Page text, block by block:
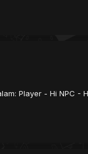
Player - Hi NPC